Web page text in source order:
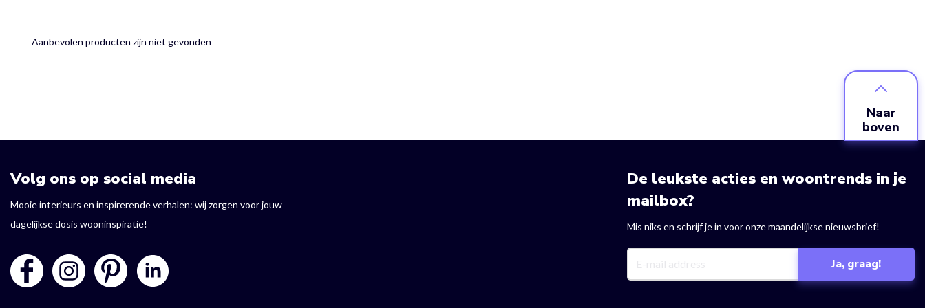
Aanbevolen producten zijn niet gevonden
Naar
boven
Volg ons op social media
Mooie interieurs en inspirerende verhalen: wij zorgen voor jouw
dagelijkse dosis wooninspiratie!
De leukste acties en woontrends in je
mailbox?
Mis niks en schrijf je in voor onze maandelijkse nieuwsbrief!